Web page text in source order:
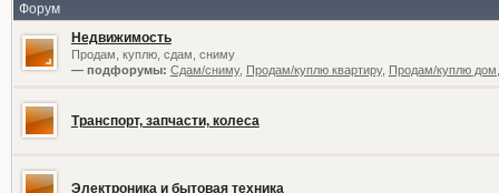
Форум
Недвижимость
Продам, куплю, сдам, сниму
— подфорумы: Сдам/сниму, Продам/куплю квартиру, Продам/куплю
Транспорт, запчасти, колеса
Электроника и бытовая техника